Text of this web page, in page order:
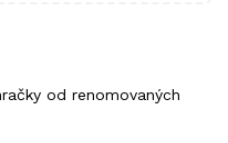
od renomovaných